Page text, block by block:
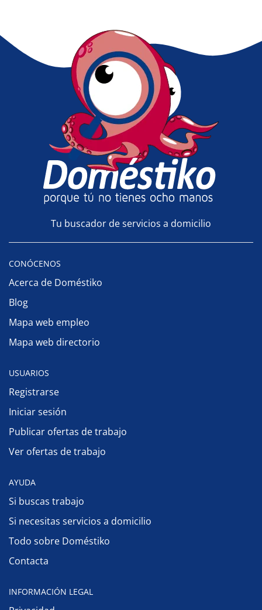
Tu buscador de servicios a domicilio
CONÓCENOS
Acerca de Doméstiko
Blog
Mapa web empleo
Mapa web directorio
USUARIOS
Registrarse
Iniciar sesión
Publicar ofertas de trabajo
Ver ofertas de trabajo
AYUDA
Si buscas trabajo
Si necesitas servicios a domicilio
Todo sobre Doméstiko
Contacta
INFORMACIÓN LEGAL